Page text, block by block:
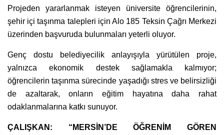
Projeden yararlanmak isteyen üniversite öğrencilerinin,
şehir içi taşınma talepleri için Alo 185 Teksin Çağrı Merkezi
üzerinden başvuruda bulunmaları yeterli oluyor.
Genç dostu belediyecilik anlayışıyla yürütülen proje,
yalnızca ekonomik destek sağlamakla kalmıyor;
öğrencilerin taşınma sürecinde yaşadığı stres ve belirsizliği
de azaltarak, onların eğitim hayatına daha rahat
odaklanmalarına katkı sunuyor.
ÇALIŞKAN: “MERSİN’DE ÖĞRENİM GÖREN